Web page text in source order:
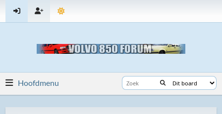
Hoofdmenu